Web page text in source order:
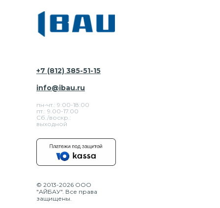
+7 (812) 385-51-15
пн-чт.: 9:00-18:00
пт.: 9.00-17.00
Сб./воскр.:
выходной
info@ibau.ru
© 2013-2026 ООО
"АЙБАУ". Все права
защищены.